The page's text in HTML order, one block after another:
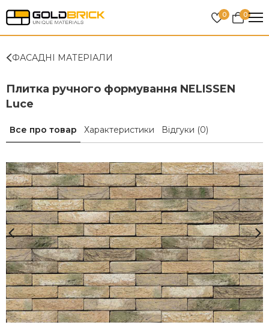
0 0
ФАСАДНІ МАТЕРІАЛИ
Плитка ручного формування NELISSEN
Luce
Все про товар Характеристики Відгуки (0)